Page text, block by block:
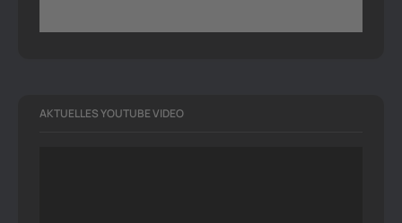
AKTUELLES YOUTUBE VIDEO